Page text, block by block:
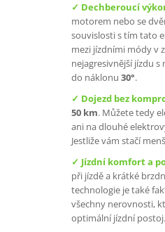
✓ Dechberoucí
motorem nebo se
souvislosti s tím tato
mezi jízdními módy v
nejagresivnější jízdu
do náklonu 30°.
✓ Dojezd bez
50 km. Můžete tedy
ani na dlouhé
Jestliže vám stačí
✓ Jízdní komfort a
při jízdě a krátké
technologie je také
všechny nerovnosti,
optimální jízdní postoj.